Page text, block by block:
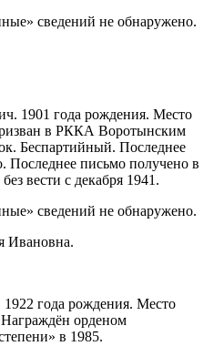
сведений не обнаружено.
1901 года рождения. Место
в РККА Воротынским
Беспартийный. Последнее
Последнее письмо получено в
вести с декабря 1941.
сведений не обнаружено.
Ивановна.
года рождения. Место
орденом
в 1985.